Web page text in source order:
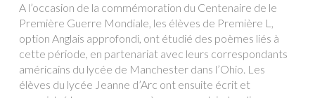
A l’occasion de la commémoration du Centenaire de le
Première Guerre Mondiale, les élèves de Première L,
option Anglais approfondi, ont étudié des poèmes liés à
cette période, en partenariat avec leurs correspondants
américains du lycée de Manchester dans l’Ohio. Les
élèves du lycée Jeanne d’Arc ont ensuite écrit et